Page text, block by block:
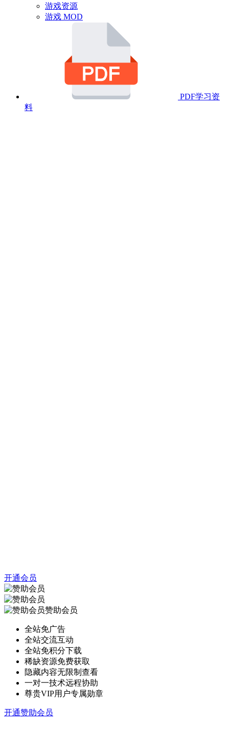
游戏资源
游戏 MOD
PDF学习资
料
开通会员
赞助会员
全站免广告
全站交流互动
全站免积分下载
稀缺资源免费获取
隐藏内容无限制查看
一对一技术远程协助
尊贵VIP用户专属勋章
开通赞助会员